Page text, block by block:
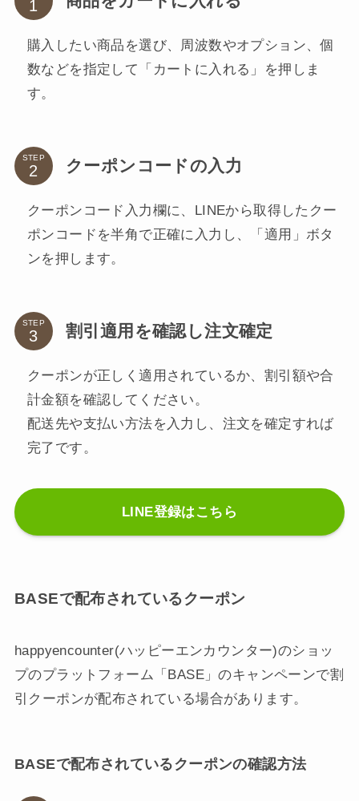
購入したい商品を選び、周波数やオプション、個
数などを指定して「カートに入れる」を押しま
す。
STEP クーポンコードの入力
クーポンコード入力欄に、LINEから取得したクー
ポンコードを半角で正確に入力し、「適用」ボタ
ンを押します。
STEP 割引適用を確認し注文確定
クーポンが正しく適用されているか、割引額や合
計金額を確認してください。
配送先や支払い方法を入力し、注文を確定すれば
完了です。
LINE登録はこちら
BASEで配布されているクーポン
happyencounter(ハッピーエンカウンター)のショッ
プのプラットフォーム「BASE」のキャンペーンで割
引クーポンが配布されている場合があります。
BASEで配布されているクーポンの確認方法